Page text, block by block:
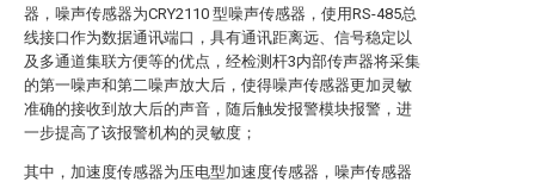
器，噪声传感器为CRY2110 型噪声传感器，使用RS-485总
线接口作为数据通讯端口，具有通讯距离远、信号稳定以
及多通道集联方便等的优点，经检测杆3内部传声器将采集
的第一噪声和第二噪声放大后，使得噪声传感器更加灵敏
准确的接收到放大后的声音，随后触发报警模块报警，进
一步提高了该报警机构的灵敏度；
其中，加速度传感器为压电型加速度传感器，噪声传感器